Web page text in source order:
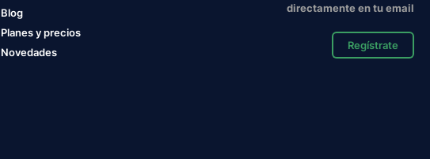
Blog
Planes y precios
Novedades
directamente en tu email
Regístrate